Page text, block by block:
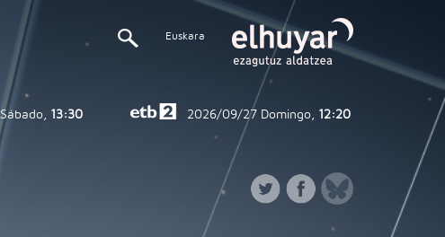
Euskara
Sábado, 13:30 2026/09/27 Domingo, 12:20